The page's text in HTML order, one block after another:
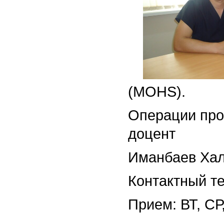
(MOHS).
Операции
доцент
Иманбаев
Контактный
Прием: ВТ,